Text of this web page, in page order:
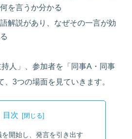
を言うか分かる
解説があり、なぜその一言が効
人」、参加者を「同事A・同事
、3つの場面を見ていきます。
目次
開始し、発言を引き出す